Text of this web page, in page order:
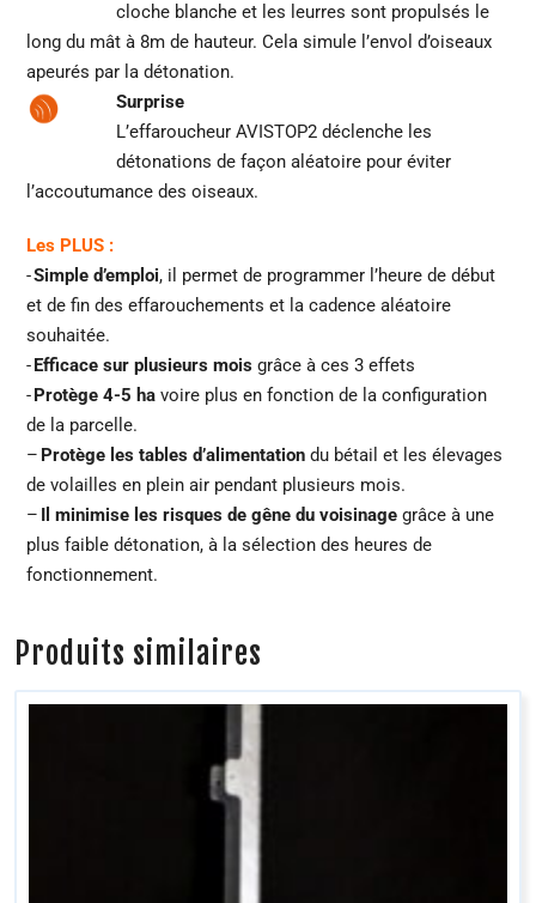
cloche blanche et les leurres sont propulsés le
long du mât à 8m de hauteur. Cela simule l’envol d’oiseaux
apeurés par la détonation.
Surprise
L’effaroucheur AVISTOP2 déclenche les
détonations de façon aléatoire pour éviter
l’accoutumance des oiseaux.
Les PLUS :
-Simple d’emploi, il permet de programmer l’heure de début
et de fin des effarouchements et la cadence aléatoire
souhaitée.
-Efficace sur plusieurs mois grâce à ces 3 effets
-Protège 4-5 ha voire plus en fonction de la configuration
de la parcelle.
– Protège les tables d’alimentation du bétail et les élevages
de volailles en plein air pendant plusieurs mois.
– Il minimise les risques de gêne du voisinage grâce à une
plus faible détonation, à la sélection des heures de
fonctionnement.
Produits similaires